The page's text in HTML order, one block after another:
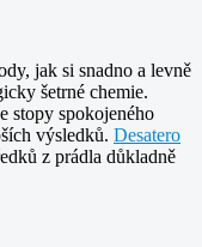
jak si snadno a levně
šetrné chemie.
stopy spokojeného
výsledků. Desatero
z prádla důkladně